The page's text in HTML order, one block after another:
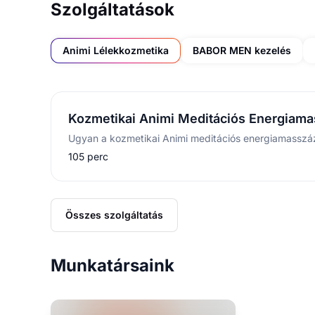
Szolgáltatások
Animi Lélekkozmetika BABOR MEN kezelés
Kozmetikai Animi Meditációs
105 perc
Összes szolgáltatás
Munkatársaink